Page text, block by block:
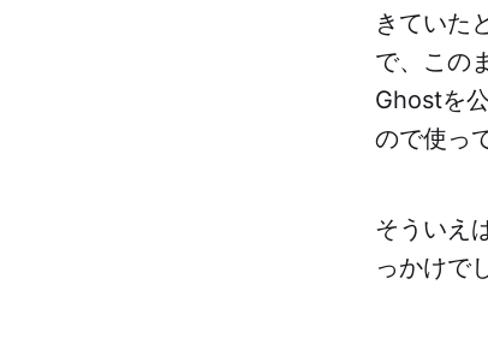
きていた
で、この
Ghostを
ので使っ
そういえ
っかけで